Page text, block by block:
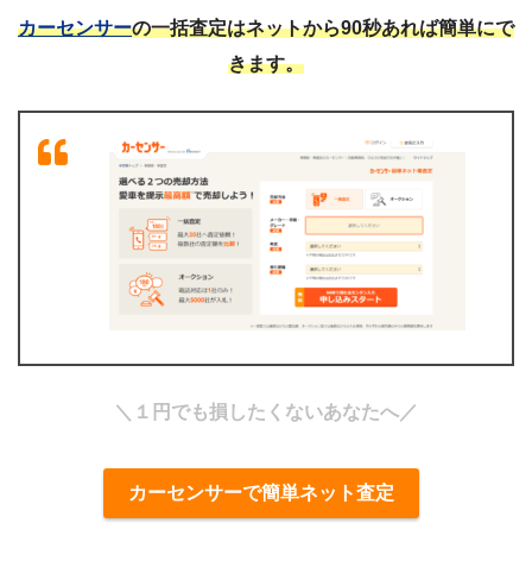
カーセンサーの一括査定はネットから90秒あれば簡単にで
きます。
＼１円でも損したくないあなたへ／
カーセンサーで簡単ネット査定